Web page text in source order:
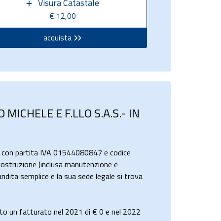
Visura Catastale
€ 12,00
acquista
E F.LLO S.A.S.- IN
partita IVA 01544080847 e codice
(inclusa manutenzione e
semplice e la sua sede legale si trova
un fatturato nel 2021 di € 0 e nel 2022